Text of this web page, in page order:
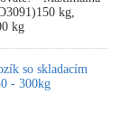
kg,
kg
so skladacím
- 300kg